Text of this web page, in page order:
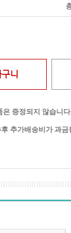
니
증정되지 않습니
추가배송비가 과금